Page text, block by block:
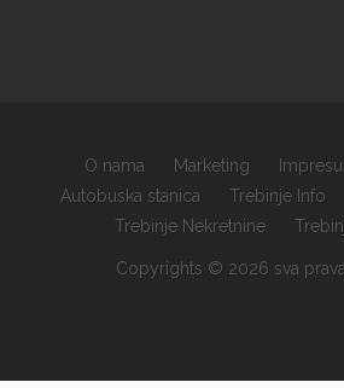
O nama Marketing
Autobuska stanica
Trebinje Info
Trebinje Nekretnine
Copyrights © 2026 sva prava